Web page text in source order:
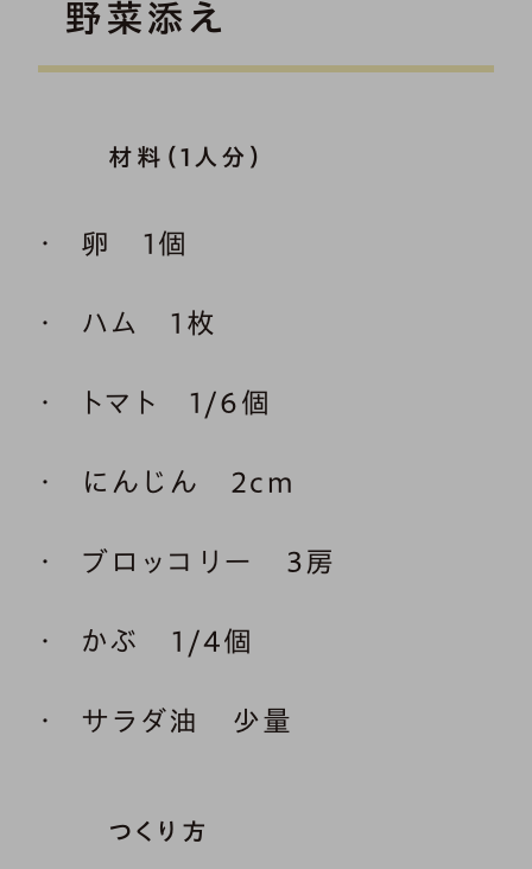
野菜添え
材料（1人分）
卵 1個
ハム 1枚
トマト 1/6個
にんじん 2cm
ブロッコリー 3房
かぶ 1/4個
サラダ油 少量
つくり方